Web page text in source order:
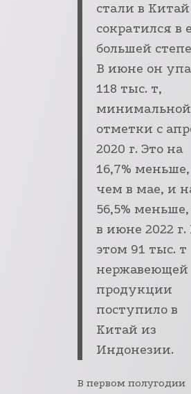
стали в Китай
сократился в
большей
В июне он
118 тыс. т,
минимальной
отметки с
2020 г. Это на
16,7% меньше,
чем в мае, и
56,5%
в июне 2022
этом 91 тыс. т
нержавеющей
продукции
поступило в
Китай из
Индонезии.
В первом полугодии